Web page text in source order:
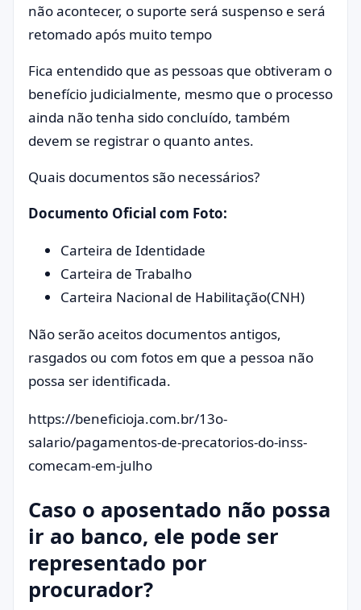
não acontecer, o suporte será suspenso e será
retomado após muito tempo
Fica entendido que as pessoas que obtiveram o
benefício judicialmente, mesmo que o processo
ainda não tenha sido concluído, também
devem se registrar o quanto antes.
Quais documentos são necessários?
Documento Oficial com Foto:
Carteira de Identidade
Carteira de Trabalho
Carteira Nacional de Habilitação(CNH)
Não serão aceitos documentos antigos,
rasgados ou com fotos em que a pessoa não
possa ser identificada.
https://beneficioja.com.br/13o-
salario/pagamentos-de-precatorios-do-inss-
comecam-em-julho
Caso o aposentado não possa
ir ao banco, ele pode ser
representado por
procurador?